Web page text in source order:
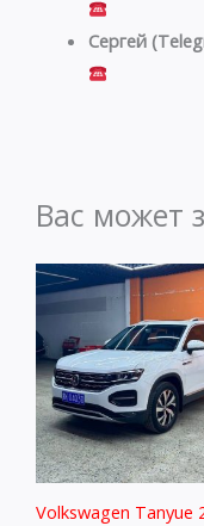
Сергей
Вас может
Volkswagen Tanyue